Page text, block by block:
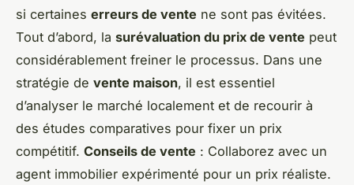
si certaines erreurs de vente ne sont pas évitées.
Tout d’abord, la surévaluation du prix de vente peut
considérablement freiner le processus. Dans une
stratégie de vente maison, il est essentiel
d’analyser le marché localement et de recourir à
des études comparatives pour fixer un prix
compétitif. Conseils de vente : Collaborez avec un
agent immobilier expérimenté pour un prix réaliste.